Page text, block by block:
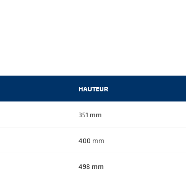
HAUTEUR
351 mm
400 mm
498 mm